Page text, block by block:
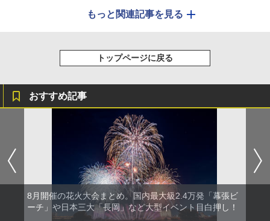
もっと関連記事を見る
トップページに戻る
おすすめ記事
8月開催の花火大会まとめ。国内最大級2.4万発「幕張ビ
ーチ」や日本三大「長岡」など大型イベント目白押し！